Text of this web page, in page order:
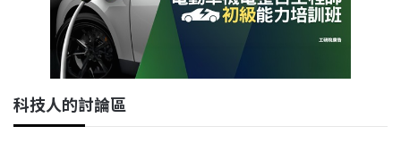
科技人的討論區